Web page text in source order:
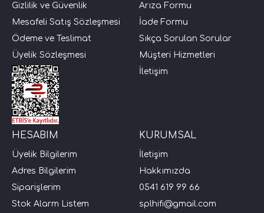
Gizlilik ve Güvenlik
Mesafeli Satış Sözleşmesi
Ödeme ve Teslimat
Üyelik Sözleşmesi
Arıza Formu
İade Formu
Sıkça Sorulan Sorular
Müşteri Hizmetleri
İletişim
HESABIM
Üyelik Bilgilerim
Adres Bilgilerim
Siparişlerim
Stok Alarm Listem
KURUMSAL
İletişim
Hakkımızda
0541 619 99 66
splhifi@gmail.com